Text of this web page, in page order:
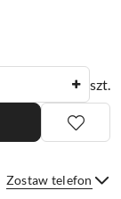
szt.
Zostaw telefon